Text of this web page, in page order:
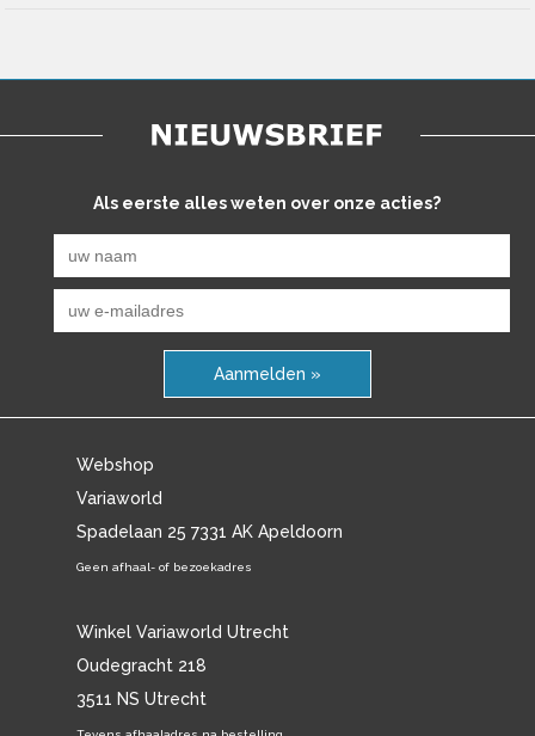
Als eerste alles weten over onze acties?
Aanmelden »
Webshop
Variaworld
Spadelaan 25 7331 AK Apeldoorn
Geen afhaal- of bezoekadres
Winkel Variaworld Utrecht
Oudegracht 218
3511 NS Utrecht